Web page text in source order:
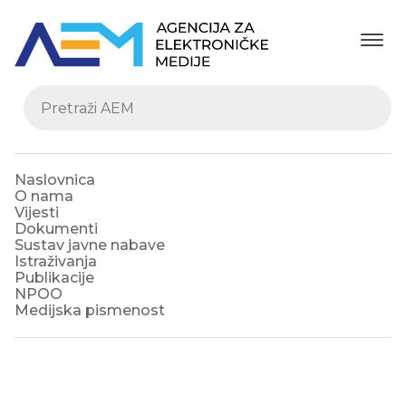
Naslovnica
O nama
Vijesti
Dokumenti
Sustav javne nabave
Istraživanja
Publikacije
NPOO
Medijska pismenost